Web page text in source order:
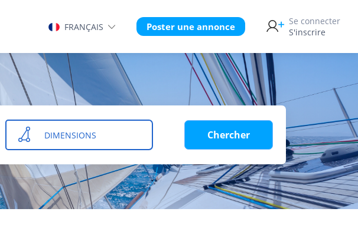
FRANÇAIS Poster une annonce
Se connecter
S'inscrire
DIMENSIONS Chercher